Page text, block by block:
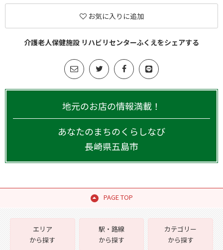
お気に入りに追加
介護老人保健施設 リハビリセンターふくえをシェアする
地元のお店の情報満載！
あなたのまちのくらしなび
長崎県五島市
PAGE TOP
エリア
から探す
駅・路線
から探す
カテゴリー
から探す